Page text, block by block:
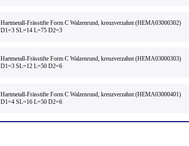
Hartmetall-Frässtifte Form C Walzenrund, kreuzverzahnt (HEMA03000302)
D1=3 SL=14 L=75 D2=3
Hartmetall-Frässtifte Form C Walzenrund, kreuzverzahnt (HEMA03000303)
D1=3 SL=12 L=50 D2=6
Hartmetall-Frässtifte Form C Walzenrund, kreuzverzahnt (HEMA03000401)
D1=4 SL=16 L=50 D2=6